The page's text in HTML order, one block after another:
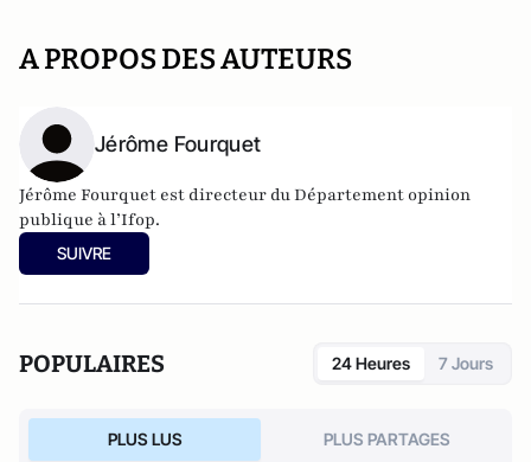
A PROPOS DES AUTEURS
Jérôme Fourquet
Jérôme Fourquet est directeur du Département opinion
publique à l’Ifop.
SUIVRE
POPULAIRES 24 Heures 7 Jours
PLUS LUS PLUS PARTAGES